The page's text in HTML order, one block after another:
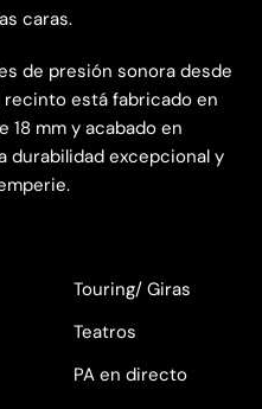
caras.
de presión sonora desde
está fabricado en
18 mm y acabado en
durabilidad excepcional y
Touring/ Giras
Teatros
PA en directo